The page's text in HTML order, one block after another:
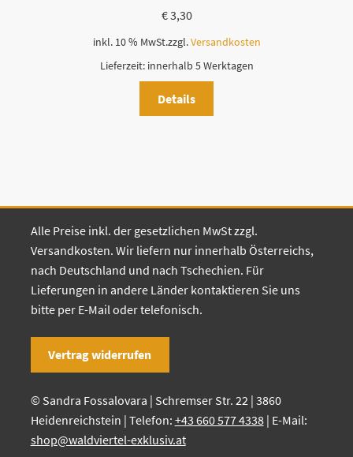
€3,30
inkl. 10 % MwSt.zzgl.Versandkosten
Lieferzeit: innerhalb 5 Werktagen
Details
Alle Preise inkl. der gesetzlichen MwSt zzgl.
Versandkosten. Wir liefern nur innerhalb Österreichs,
nach Deutschland und nach Tschechien. Für
Lieferungen in andere Länder kontaktieren Sie uns
bitte per E-Mail oder telefonisch.
Vertrag widerrufen
© Sandra Fossalovara | Schremser Str. 22 | 3860
Heidenreichstein | Telefon: +43 660 577 4338| E-Mail:
shop@waldviertel-exklusiv.at